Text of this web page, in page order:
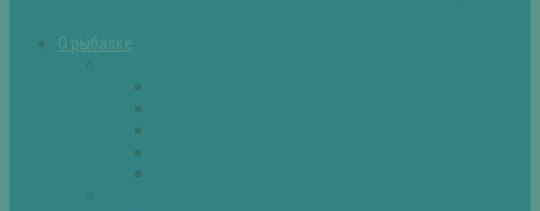
О рыбалке